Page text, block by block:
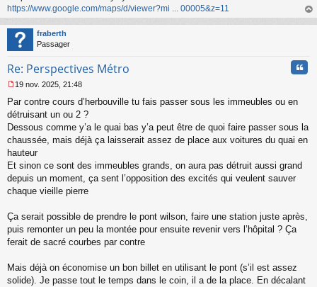
https://www.google.com/maps/d/viewer?mi ... 00005&z=11
au
fraberth
Passager
Re: Perspectives Métro
e
s
s
g
e
n
o
n
19 nov. 2025, 21:48
Par contre cours d’herbouville tu fais passer sous les immeubles ou en
détruisant un ou 2 ?
Dessous comme y’a le quai bas y’a peut être de quoi faire passer sous la
chaussée, mais déjà ça laisserait assez de place aux voitures du quai en
hauteur
Et sinon ce sont des immeubles grands, on aura pas détruit aussi grand
depuis un moment, ça sent l’opposition des excités qui veulent sauver
chaque vieille pierre
Ça serait possible de prendre le pont wilson, faire une station juste après,
puis remonter un peu la montée pour ensuite revenir vers l’hôpital ? Ça
ferait de sacré courbes par contre
Mais déjà on économise un bon billet en utilisant le pont (s’il est assez
solide). Je passe tout le temps dans le coin, il a de la place. En décalant